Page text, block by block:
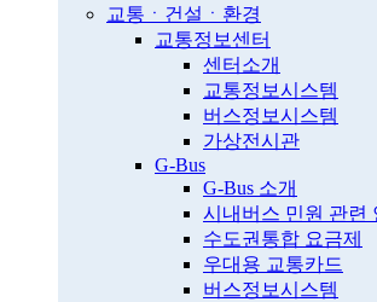
교통ㆍ건설ㆍ환경
교통정보센터
센터소개
교통정보시스템
버스정보시스템
가상전시관
G-Bus
G-Bus 소개
시내버스 민원 관련
수도권통합 요금제
우대용 교통카드
버스정보시스템